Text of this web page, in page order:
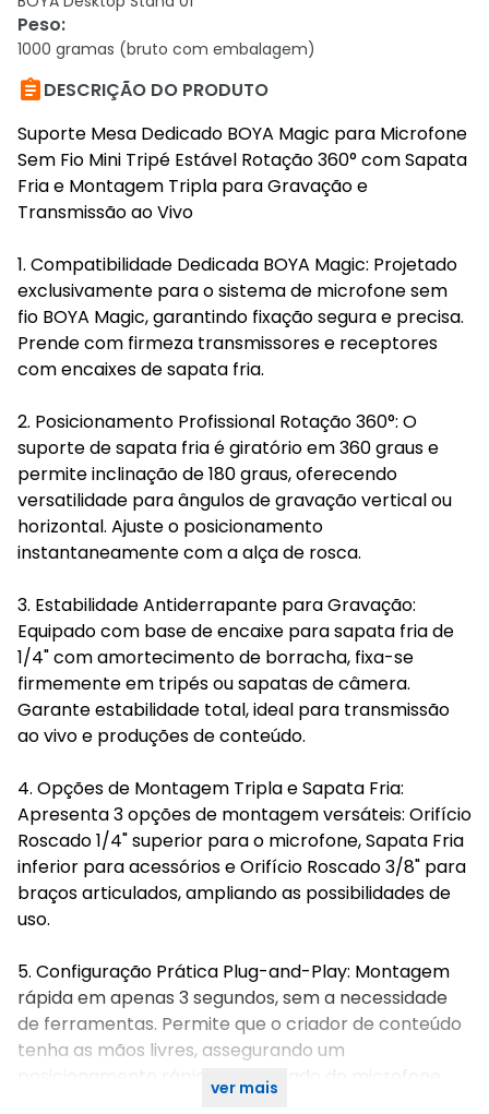
Peso:
1000 gramas (bruto com embalagem)
DESCRIÇÃO DO PRODUTO
Suporte Mesa Dedicado BOYA Magic para Microfone
Sem Fio Mini Tripé Estável Rotação 360° com Sapata
Fria e Montagem Tripla para Gravação e
Transmissão ao Vivo
1. Compatibilidade Dedicada BOYA Magic: Projetado
exclusivamente para o sistema de microfone sem
fio BOYA Magic, garantindo fixação segura e precisa.
Prende com firmeza transmissores e receptores
com encaixes de sapata fria.
2. Posicionamento Profissional Rotação 360°: O
suporte de sapata fria é giratório em 360 graus e
permite inclinação de 180 graus, oferecendo
versatilidade para ângulos de gravação vertical ou
horizontal. Ajuste o posicionamento
instantaneamente com a alça de rosca.
3. Estabilidade Antiderrapante para Gravação:
Equipado com base de encaixe para sapata fria de
1/4" com amortecimento de borracha, fixa-se
firmemente em tripés ou sapatas de câmera.
Garante estabilidade total, ideal para transmissão
ao vivo e produções de conteúdo.
4. Opções de Montagem Tripla e Sapata Fria:
Apresenta 3 opções de montagem versáteis: Orifício
Roscado 1/4" superior para o microfone, Sapata Fria
inferior para acessórios e Orifício Roscado 3/8" para
braços articulados, ampliando as possibilidades de
uso.
5. Configuração Prática Plug-and-Play: Montagem
rápida em apenas 3 segundos, sem a necessidade
de ferramentas. Permite que o criador de conteúdo
tenha as mãos livres, assegurando um
posicionamento rápido e otimizado do microfone
ver mais